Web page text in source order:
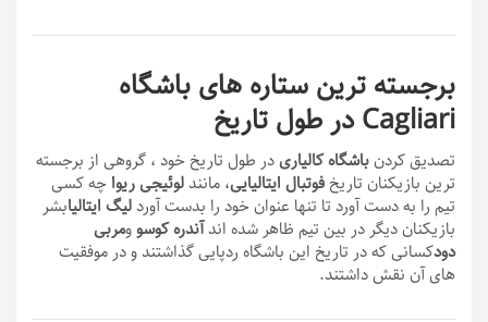
برجسته ترین ستاره های باشگاه
Cagliari در طول تاریخ
تصدیق کردنباشگاه کالیاریدر طول تاریخ خود ، گروهی از برجسته
ترین بازیکنان تاریخ فوتبال ایتالیایی، مانندلوئیجی ریوا چه کسی
تیم را به دست آورد تا تنها عنوان خود را بدست آوردلیگ ایتالیابشر
بازیکنان دیگر در بین تیم ظاهر شده اندآندره کوسوومربی
دودکسانی که در تاریخ این باشگاه ردپایی گذاشتند و در موفقیت
های آن نقش داشتند.